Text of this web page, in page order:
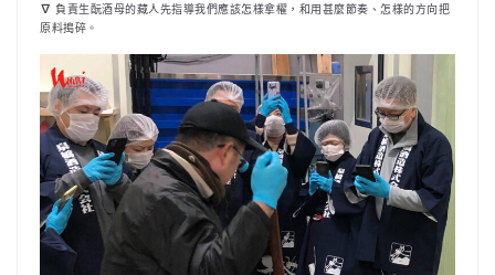
∇ 負責生酛酒母的藏人先指導我們應該怎樣拿櫂，和用甚麼節奏、怎樣的方向把
原料搗碎 。